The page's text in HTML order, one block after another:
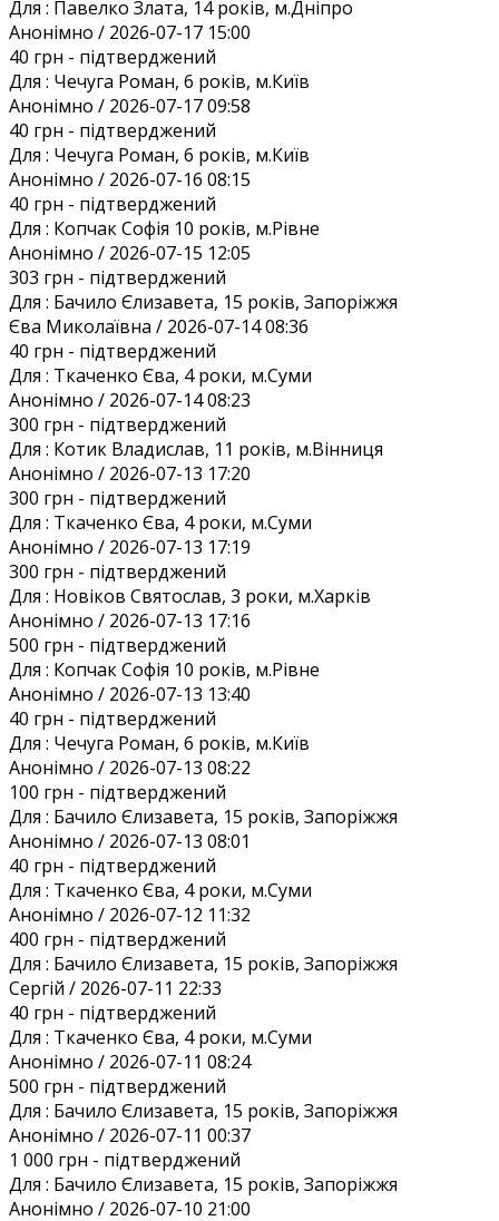
Для : Павелко Злата, 14 років, м.Дніпро
Анонiмно / 2026-07-17 15:00
40 грн - підтверджений
Для : Чечуга Роман, 6 років, м.Київ
Анонiмно / 2026-07-17 09:58
40 грн - підтверджений
Для : Чечуга Роман, 6 років, м.Київ
Анонiмно / 2026-07-16 08:15
40 грн - підтверджений
Для : Копчак Софія 10 років, м.Рівне
Анонiмно / 2026-07-15 12:05
303 грн - підтверджений
Для : Бачило Єлизавета, 15 років, Запоріжжя
Єва Миколаївна / 2026-07-14 08:36
40 грн - підтверджений
Для : Ткаченко Єва, 4 роки, м.Суми
Анонiмно / 2026-07-14 08:23
300 грн - підтверджений
Для : Котик Владислав, 11 років, м.Вінниця
Анонiмно / 2026-07-13 17:20
300 грн - підтверджений
Для : Ткаченко Єва, 4 роки, м.Суми
Анонiмно / 2026-07-13 17:19
300 грн - підтверджений
Для : Новіков Святослав, 3 роки, м.Харків
Анонiмно / 2026-07-13 17:16
500 грн - підтверджений
Для : Копчак Софія 10 років, м.Рівне
Анонiмно / 2026-07-13 13:40
40 грн - підтверджений
Для : Чечуга Роман, 6 років, м.Київ
Анонiмно / 2026-07-13 08:22
100 грн - підтверджений
Для : Бачило Єлизавета, 15 років, Запоріжжя
Анонiмно / 2026-07-13 08:01
40 грн - підтверджений
Для : Ткаченко Єва, 4 роки, м.Суми
Анонiмно / 2026-07-12 11:32
400 грн - підтверджений
Для : Бачило Єлизавета, 15 років, Запоріжжя
Сергій / 2026-07-11 22:33
40 грн - підтверджений
Для : Ткаченко Єва, 4 роки, м.Суми
Анонiмно / 2026-07-11 08:24
500 грн - підтверджений
Для : Бачило Єлизавета, 15 років, Запоріжжя
Анонiмно / 2026-07-11 00:37
1 000 грн - підтверджений
Для : Бачило Єлизавета, 15 років, Запоріжжя
Анонiмно / 2026-07-10 21:00